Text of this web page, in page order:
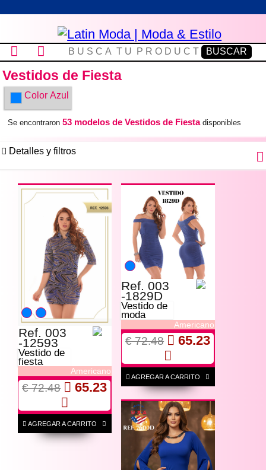
Vestidos de Fiesta
ColorAzul
Se encontraron53 modelos de Vestidos de Fiestadisponibles
Detalles y filtros
Ref. 003
-12593
Vestido de
fiesta
Americano
€ 72.48 65.23
AGREGAR A CARRITO
Ref. 003
-1829D
Vestido de
moda
Americano
€ 72.48 65.23
AGREGAR A CARRITO